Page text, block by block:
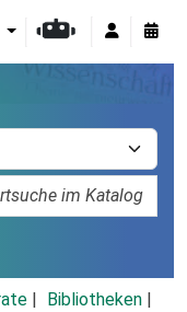
Bibliotheken